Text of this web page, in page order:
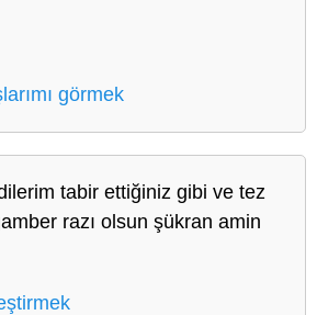
görmek
tabir ettiğiniz gibi ve tez
razı olsun şükran amin